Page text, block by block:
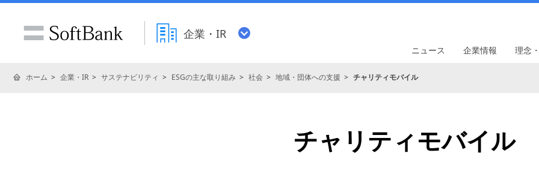
企業・IR
ニュース 企業情報 理念
ホーム 企業・IR サステナビリティ ESGの主な取り組み 社会 地域・団体への支援 チャリティモバイル
チャリティモバイル